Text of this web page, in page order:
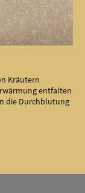
Kräutern
entfalten
die Durchblutung